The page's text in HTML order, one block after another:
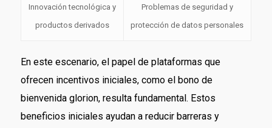
Innovación tecnológica y
productos derivados
Problemas de seguridad y
protección de datos personales
En este escenario, el papel de plataformas que
ofrecen incentivos iniciales, como el bono de
bienvenida glorion, resulta fundamental. Estos
beneficios iniciales ayudan a reducir barreras y